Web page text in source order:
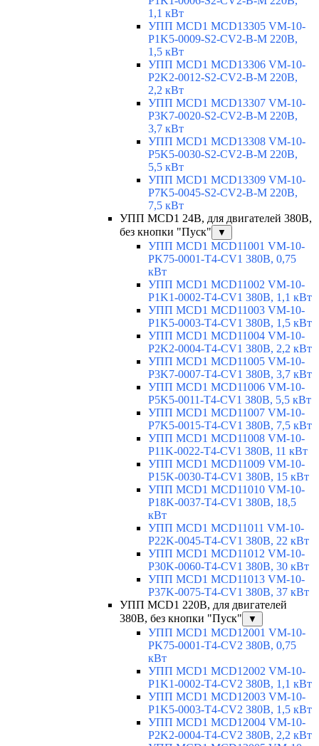
1,1 кВт
УПП MCD1 MCD13305 VM-10-
P1K5-0009-S2-CV2-B-M 220В,
1,5 кВт
УПП MCD1 MCD13306 VM-10-
P2K2-0012-S2-CV2-B-M 220В,
2,2 кВт
УПП MCD1 MCD13307 VM-10-
P3K7-0020-S2-CV2-B-M 220В,
3,7 кВт
УПП MCD1 MCD13308 VM-10-
P5K5-0030-S2-CV2-B-M 220В,
5,5 кВт
УПП MCD1 MCD13309 VM-10-
P7K5-0045-S2-CV2-B-M 220В,
7,5 кВт
УПП MCD1 24В, для двигателей 380В,
без кнопки "Пуск"
▼
УПП MCD1 MCD11001 VM-10-
PK75-0001-T4-CV1 380В, 0,75
кВт
УПП MCD1 MCD11002 VM-10-
P1K1-0002-T4-CV1 380В, 1,1 кВт
УПП MCD1 MCD11003 VM-10-
P1K5-0003-T4-CV1 380В, 1,5 кВт
УПП MCD1 MCD11004 VM-10-
P2K2-0004-T4-CV1 380В, 2,2 кВт
УПП MCD1 MCD11005 VM-10-
P3K7-0007-T4-CV1 380В, 3,7 кВт
УПП MCD1 MCD11006 VM-10-
P5K5-0011-T4-CV1 380В, 5,5 кВт
УПП MCD1 MCD11007 VM-10-
P7K5-0015-T4-CV1 380В, 7,5 кВт
УПП MCD1 MCD11008 VM-10-
P11K-0022-T4-CV1 380В, 11 кВт
УПП MCD1 MCD11009 VM-10-
P15K-0030-T4-CV1 380В, 15 кВт
УПП MCD1 MCD11010 VM-10-
P18K-0037-T4-CV1 380В, 18,5
кВт
УПП MCD1 MCD11011 VM-10-
P22K-0045-T4-CV1 380В, 22 кВт
УПП MCD1 MCD11012 VM-10-
P30K-0060-T4-CV1 380В, 30 кВт
УПП MCD1 MCD11013 VM-10-
P37K-0075-T4-CV1 380В, 37 кВт
УПП MCD1 220В, для двигателей
380В, без кнопки "Пуск"
▼
УПП MCD1 MCD12001 VM-10-
PK75-0001-T4-CV2 380В, 0,75
кВт
УПП MCD1 MCD12002 VM-10-
P1K1-0002-T4-CV2 380В, 1,1 кВт
УПП MCD1 MCD12003 VM-10-
P1K5-0003-T4-CV2 380В, 1,5 кВт
УПП MCD1 MCD12004 VM-10-
P2K2-0004-T4-CV2 380В, 2,2 кВт